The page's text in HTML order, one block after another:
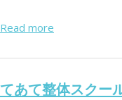
Read more
てあて整体スクー